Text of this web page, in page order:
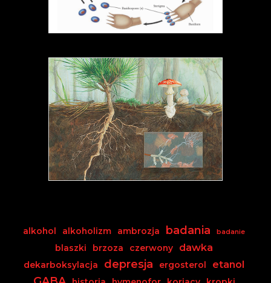
alkohol alkoholizm ambrozja badania badanie
blaszki brzoza czerwony dawka
dekarboksylacja depresja ergosterol etanol